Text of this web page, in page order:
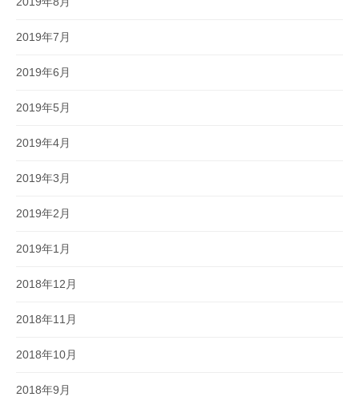
2019年7月
2019年6月
2019年5月
2019年4月
2019年3月
2019年2月
2019年1月
2018年12月
2018年11月
2018年10月
2018年9月